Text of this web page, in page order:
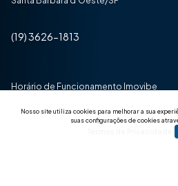
Nosso site utiliza cookies para melhorar a sua
suas configurações de cookies
(19) 3626-1813
Horário de Funcionamento Imovibe
Seg a Sexta das 8hrs às 17h30min